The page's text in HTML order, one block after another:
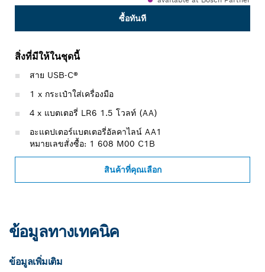
ซื้อทันที
สิ่งที่มีให้ในชุดนี้
สาย USB-C®
1 x กระเป๋าใส่เครื่องมือ
4 x แบตเตอรี่ LR6 1.5 โวลท์ (AA)
อะแดปเตอร์แบตเตอรี่อัลคาไลน์ AA1
หมายเลขสั่งซื้อ: 1 608 M00 C1B
สินค้าที่คุณเลือก
ข้อมูลทางเทคนิค
ข้อมูลเพิ่มเติม